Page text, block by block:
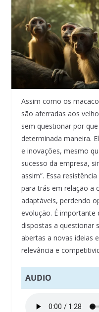
Assim como os
são aferradas aos
sem questionar por
determinada maneira.
e inovações, mesmo
sucesso da empresa,
assim”. Essa
para trás em relação a
adaptáveis, perdendo
evolução. É importante
dispostas a questionar
abertas a novas ideias
relevância e
AUDIO